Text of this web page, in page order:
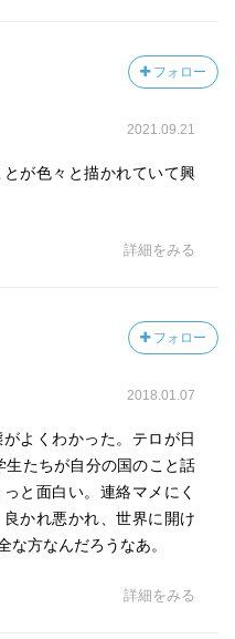
フォロー
2021.09.21
が色々と描かれていて興
詳細をみる
フォロー
2018.01.07
よくわかった。テロが日
生たちが自分の国のこと話
と面白い。連絡マメにく
かれ悪かれ、世界に開け
な方なんだろうなあ。
詳細をみる